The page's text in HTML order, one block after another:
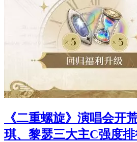
《二重螺旋》演唱会开
琪、黎瑟三大主C强度